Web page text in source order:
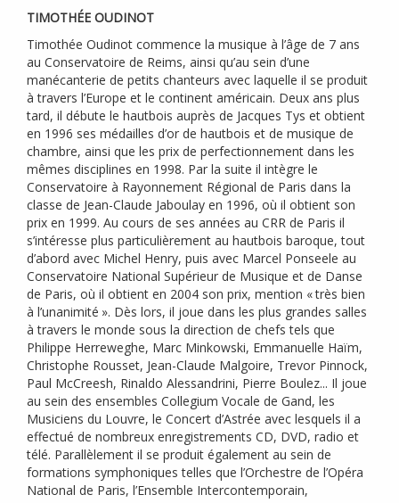
TIMOTHÉE OUDINOT
Timothée Oudinot commence la musique à l’âge de 7 ans
au Conservatoire de Reims, ainsi qu’au sein d’une
manécanterie de petits chanteurs avec laquelle il se produit
à travers l’Europe et le continent américain. Deux ans plus
tard, il débute le hautbois auprès de Jacques Tys et obtient
en 1996 ses médailles d’or de hautbois et de musique de
chambre, ainsi que les prix de perfectionnement dans les
mêmes disciplines en 1998. Par la suite il intègre le
Conservatoire à Rayonnement Régional de Paris dans la
classe de Jean-Claude Jaboulay en 1996, où il obtient son
prix en 1999. Au cours de ses années au CRR de Paris il
s’intéresse plus particulièrement au hautbois baroque, tout
d’abord avec Michel Henry, puis avec Marcel Ponseele au
Conservatoire National Supérieur de Musique et de Danse
de Paris, où il obtient en 2004 son prix, mention «très bien
à l’unanimité ». Dès lors, il joue dans les plus grandes salles
à travers le monde sous la direction de chefs tels que
Philippe Herreweghe, Marc Minkowski, Emmanuelle Haïm,
Christophe Rousset, Jean-Claude Malgoire, Trevor Pinnock,
Paul McCreesh, Rinaldo Alessandrini, Pierre Boulez... Il joue
au sein des ensembles Collegium Vocale de Gand, les
Musiciens du Louvre, le Concert d’Astrée avec lesquels il a
effectué de nombreux enregistrements CD, DVD, radio et
télé. Parallèlement il se produit également au sein de
formations symphoniques telles que l’Orchestre de l’Opéra
National de Paris, l’Ensemble Intercontemporain,